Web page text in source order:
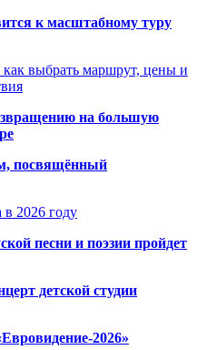
к масштабному туру
выбрать маршрут, цены и
на большую
посвящённый
в 2026 году
песни и поэзии пройдет
детской студии
2026»